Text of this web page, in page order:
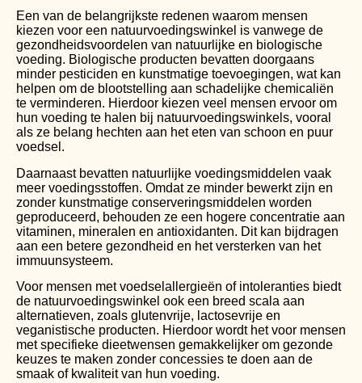
Een van de belangrijkste redenen waarom mensen
kiezen voor een natuurvoedingswinkel is vanwege de
gezondheidsvoordelen van natuurlijke en biologische
voeding. Biologische producten bevatten doorgaans
minder pesticiden en kunstmatige toevoegingen, wat kan
helpen om de blootstelling aan schadelijke chemicaliën
te verminderen. Hierdoor kiezen veel mensen ervoor om
hun voeding te halen bij natuurvoedingswinkels, vooral
als ze belang hechten aan het eten van schoon en puur
voedsel.
Daarnaast bevatten natuurlijke voedingsmiddelen vaak
meer voedingsstoffen. Omdat ze minder bewerkt zijn en
zonder kunstmatige conserveringsmiddelen worden
geproduceerd, behouden ze een hogere concentratie aan
vitaminen, mineralen en antioxidanten. Dit kan bijdragen
aan een betere gezondheid en het versterken van het
immuunsysteem.
Voor mensen met voedselallergieën of intoleranties biedt
de natuurvoedingswinkel ook een breed scala aan
alternatieven, zoals glutenvrije, lactosevrije en
veganistische producten. Hierdoor wordt het voor mensen
met specifieke dieetwensen gemakkelijker om gezonde
keuzes te maken zonder concessies te doen aan de
smaak of kwaliteit van hun voeding.